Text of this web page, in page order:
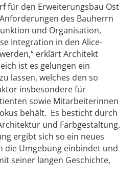
für den Erweiterungsbau Ost
des Bauherrn
und Organisation,
Integration in den Alice-
erklärt Architekt
ist es gelungen ein
lassen, welches den so
insbesondere für
sowie Mitarbeiterinnen
behält. Es besticht durch
und Farbgestaltung.
ergibt sich so ein neues
die Umgebung einbindet und
seiner langen Geschichte,